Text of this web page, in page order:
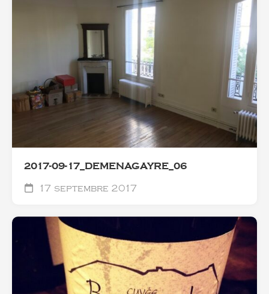
2017-09-17_DEMENAGAYRE_06
17 septembre 2017